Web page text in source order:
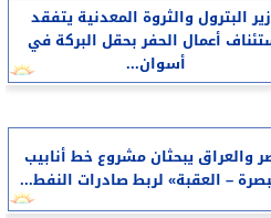
البترول والثروة المعدنية يتفقد
أعمال الحفر بحقل البركة في
أسوان...
والعراق يبحثان مشروع خط أنابيب
– العقبة» لربط صادرات النفط...